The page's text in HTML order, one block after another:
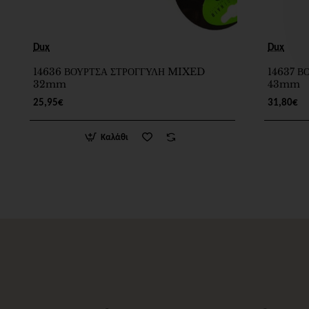
Dux
14636 ΒΟΥΡΤΣΑ ΣΤΡΟΓΓΥΛΗ MIXED
32mm
25,95€
Καλάθι
Dux
14637
43mm
31,80€